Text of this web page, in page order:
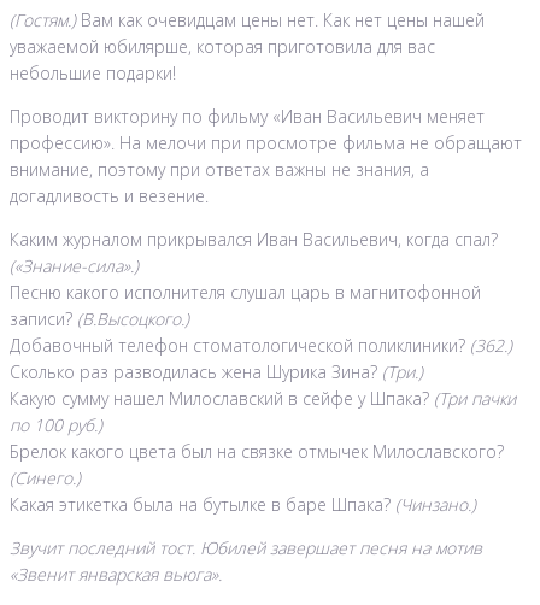
(Гостям.)Вам как очевидцам цены нет. Как нет цены нашей
уважаемой юбилярше, которая приготовила для вас
небольшие подарки!
Проводит викторину по фильму «Иван Васильевич меняет
профессию». На мелочи при просмотре фильма не обращают
внимание, поэтому при ответах важны не знания, а
догадливость и везение.
Каким журналом прикрывался Иван Васильевич, когда спал?
(«Знание-сила».)
Песню какого исполнителя слушал царь в магнитофонной
записи? (В.Высоцкого.)
Добавочный телефон стоматологической поликлиники? (362.)
Сколько раз разводилась жена Шурика Зина? (Три.)
Какую сумму нашел Милославский в сейфе у Шпака? (Три пачки
по 100 руб.)
Брелок какого цвета был на связке отмычек Милославского?
(Синего.)
Какая этикетка была на бутылке в баре Шпака? (Чинзано.)
Звучит последний тост. Юбилей завершает песня на мотив
«Звенит январская вьюга».